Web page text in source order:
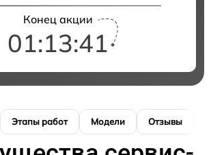
Конец акции
01:13:40
Этапы работ Модели Отзывы